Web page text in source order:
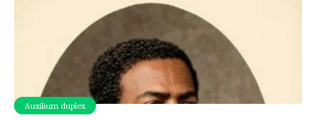
Auxilium duplex